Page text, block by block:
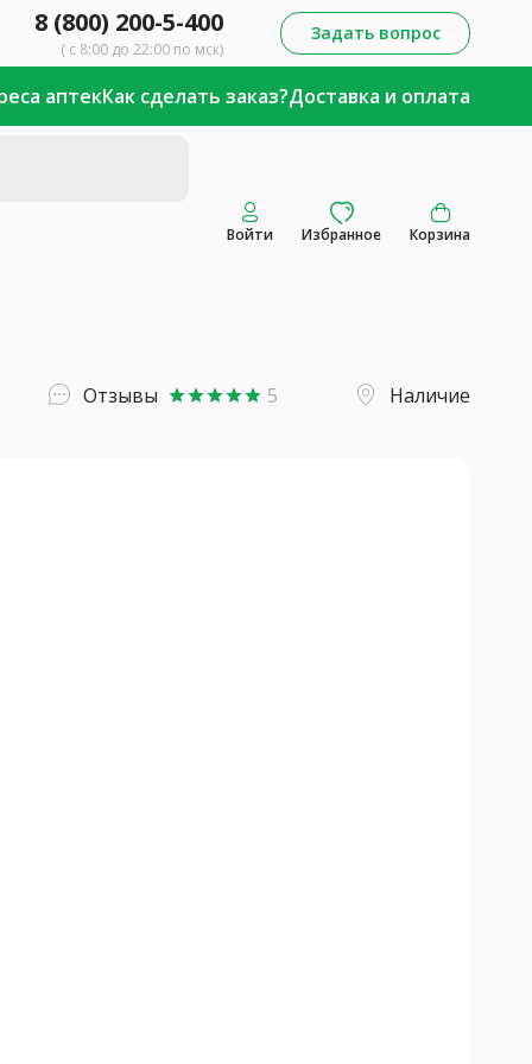
8 (800) 200-5-400
( с 8:00 до 22:00 по мск)
Задать вопрос
аптекКак сделать заказ?Доставка и оплата
Войти Избранное Корзина
Отзывы starstarstarstarstar 5 Наличие